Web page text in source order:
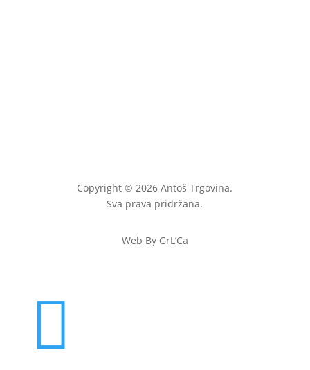
Copyright © 2026 Antoš Trgovina.
Sva prava pridržana.
Web By GrL’Ca
